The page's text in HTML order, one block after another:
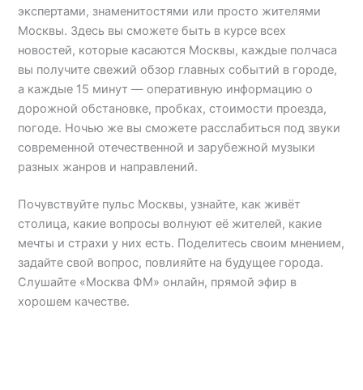
экспертами, знаменитостями или просто жителями
Москвы. Здесь вы сможете быть в курсе всех
новостей, которые касаются Москвы, каждые полчаса
вы получите свежий обзор главных событий в городе,
а каждые 15 минут — оперативную информацию о
дорожной обстановке, пробках, стоимости проезда,
погоде. Ночью же вы сможете расслабиться под звуки
современной отечественной и зарубежной музыки
разных жанров и направлений.
Почувствуйте пульс Москвы, узнайте, как живёт
столица, какие вопросы волнуют её жителей, какие
мечты и страхи у них есть. Поделитесь своим мнением,
задайте свой вопрос, повлияйте на будущее города.
Слушайте «Москва ФМ» онлайн, прямой эфир в
хорошем качестве.